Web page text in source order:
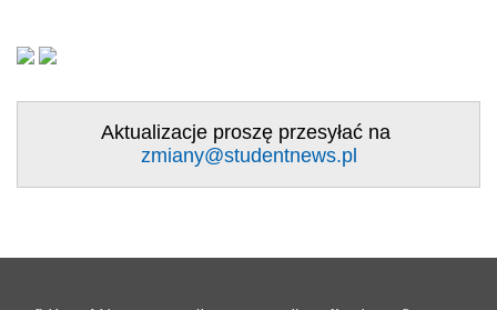
Aktualizacje proszę przesyłać na
zmiany@studentnews.pl